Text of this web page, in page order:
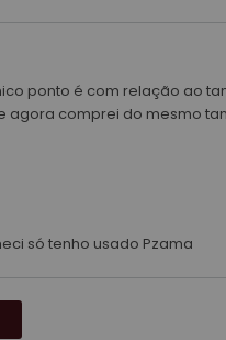
ponto é com relação ao
comprei do mesmo
só tenho usado Pzama